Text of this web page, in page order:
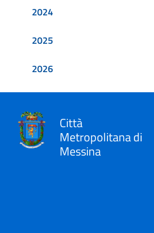
2024
2025
2026
Città
Metropolitana di
Messina